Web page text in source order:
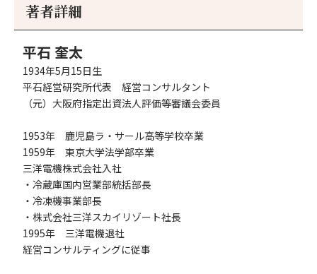
著者詳細
平石 奎太
1934年5月15日生
平石経営研究所代表 経営コンサルタント
（元）大阪府指定出資法人評価等審議会委員
1953年 鹿児島ラ・サール高等学校卒業
1959年 東京大学法学部卒業
三洋電機株式会社入社
・冷蔵庫国内営業部統括部長
・冷凍機事業部長
・株式会社三洋スカイリゾート社長
1995年 三洋電機退社
経営コンサルティングに従事